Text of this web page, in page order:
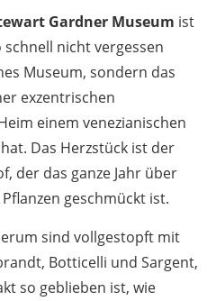
Gardner Museum ist
nicht vergessen
Museum, sondern das
exzentrischen
einem venezianischen
Das Herzstück ist der
der das ganze Jahr über
geschmückt ist.
sind vollgestopft mit
Botticelli und Sargent,
so geblieben ist, wie